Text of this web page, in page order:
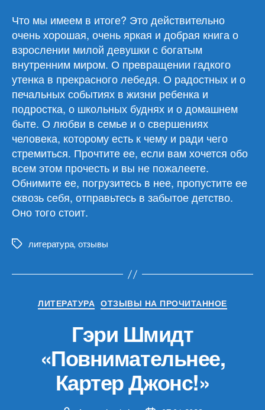
Что мы имеем в итоге? Это действительно
очень хорошая, очень яркая и добрая книга о
взрослении милой девушки с богатым
внутренним миром. О превращении гадкого
утенка в прекрасного лебедя. О радостных и о
печальных событиях в жизни ребенка и
подростка, о школьных буднях и о домашнем
быте. О любви в семье и о свершениях
человека, которому есть к чему и ради чего
стремиться. Прочтите ее, если вам хочется обо
всем этом прочесть и вы не пожалеете.
Обнимите ее, погрузитесь в нее, пропустите ее
сквозь себя, отправьтесь в забытое детство.
Оно того стоит.
Меткилитература, отзывы
Рубрики
ЛИТЕРАТУРА ОТЗЫВЫ НА ПРОЧИТАННОЕ
Гэри Шмидт
«Повнимательнее,
Картер Джонс!»